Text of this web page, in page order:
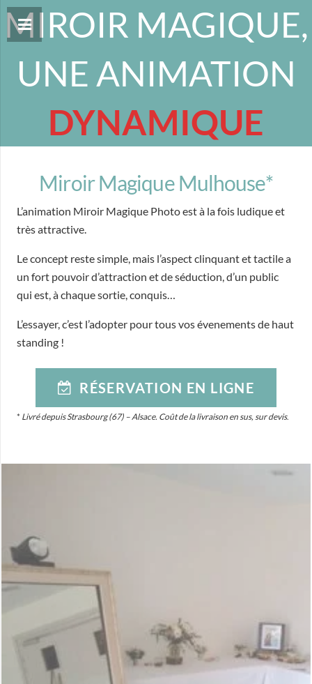
MIROIR MAGIQUE,
UNE ANIMATION
DYNAMIQUE
Miroir Magique Mulhouse*
L’animation Miroir Magique Photo est à la fois ludique et
très attractive.
Le concept reste simple, mais l’aspect clinquant et tactile a
un fort pouvoir d’attraction et de séduction, d’un public
qui est, à chaque sortie, conquis…
L’essayer, c’est l’adopter pour tous vos évenements de haut
standing !
RÉSERVATION EN LIGNE
* Livré depuis Strasbourg (67) – Alsace. Coût de la livraison en sus, sur devis.